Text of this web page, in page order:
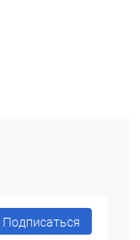
Подписаться